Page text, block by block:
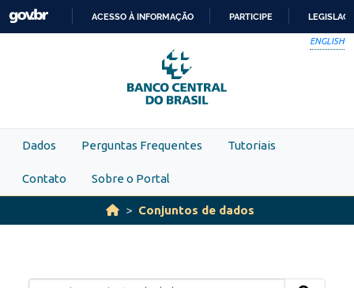
Skip to main content
PARA
O
CONTEÚDO
ACESSO À INFORMAÇÃO PARTICIPE
ENGLISH
Dados Perguntas Frequentes Tutoriais
Contato Sobre o Portal
Conjuntos de dados